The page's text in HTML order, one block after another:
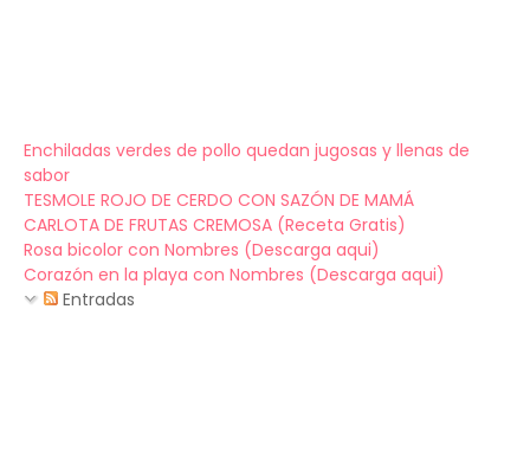
Enchiladas verdes de pollo quedan jugosas y llenas de
sabor
TESMOLE ROJO DE CERDO CON SAZÓN DE MAMÁ
CARLOTA DE FRUTAS CREMOSA (Receta Gratis)
Rosa bicolor con Nombres (Descarga aqui)
Corazón en la playa con Nombres (Descarga aqui)
Entradas